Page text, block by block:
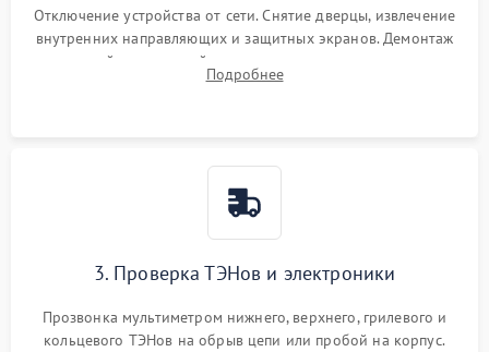
Отключение устройства от сети. Снятие дверцы, извлечение
внутренних направляющих и защитных экранов. Демонтаж
задней или верхней панели для прямого доступа к
нагревательным элементам, плате и вентиляторам.
Подробнее
3. Проверка ТЭНов и электроники
Прозвонка мультиметром нижнего, верхнего, грилевого и
кольцевого ТЭНов на обрыв цепи или пробой на корпус.